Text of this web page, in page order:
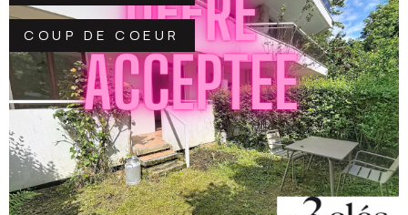
COUP DE COEUR